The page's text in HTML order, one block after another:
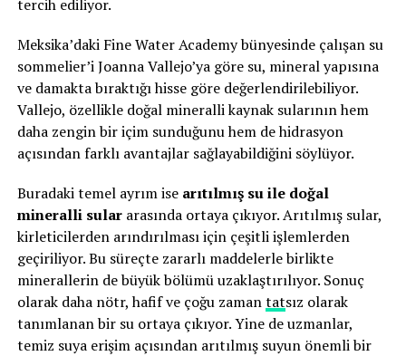
tercih ediliyor.
Meksika’daki Fine Water Academy bünyesinde çalışan su
sommelier’i Joanna Vallejo’ya göre su, mineral yapısına
ve damakta bıraktığı hisse göre değerlendirilebiliyor.
Vallejo, özellikle doğal mineralli kaynak sularının hem
daha zengin bir içim sunduğunu hem de hidrasyon
açısından farklı avantajlar sağlayabildiğini söylüyor.
Buradaki temel ayrım ise arıtılmış su ile doğal
mineralli sulararasında ortaya çıkıyor. Arıtılmış sular,
kirleticilerden arındırılması için çeşitli işlemlerden
geçiriliyor. Bu süreçte zararlı maddelerle birlikte
minerallerin de büyük bölümü uzaklaştırılıyor. Sonuç
olarak daha nötr, hafif ve çoğu zamantatsız olarak
tanımlanan bir su ortaya çıkıyor. Yine de uzmanlar,
temiz suya erişim açısından arıtılmış suyun önemli bir